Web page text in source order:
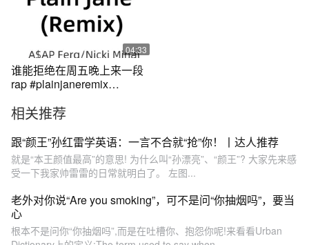
04:33
谁能拒绝在周五晚上来一段
rap #plainjaneremix
语
相关推荐
跟“颜王”孙红雷学英语：一言不合就“抢”你！丨达人推荐
就是“本王颜值最高”的意思! 为什么叫“孙漂亮”、“颜王”? 大家先来感
受一下我家帅雷雷的日常就明白了。 左图...
老外对你说“Are you smoking”，可不是问“你抽烟吗”，要当
心
根本不是问你“你抽烟吗”,而是在吐槽你、抱怨你呢!来看看Urban